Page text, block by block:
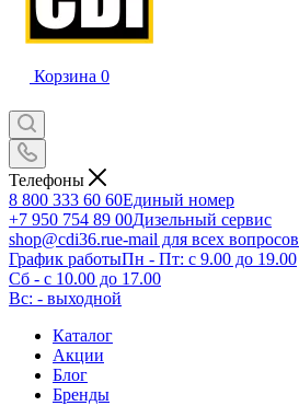
Корзина 0
Телефоны
8 800 333 60 60Единый номер
+7 950 754 89 00Дизельный сервис
shop@cdi36.rue-mail для всех вопросов
График работыПн - Пт: с 9.00 до 19.00
Сб - с 10.00 до 17.00
Вс: - выходной
Каталог
Акции
Блог
Бренды